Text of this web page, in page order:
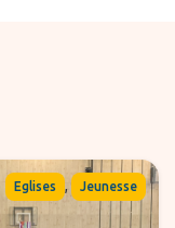
Eglises , Jeunesse